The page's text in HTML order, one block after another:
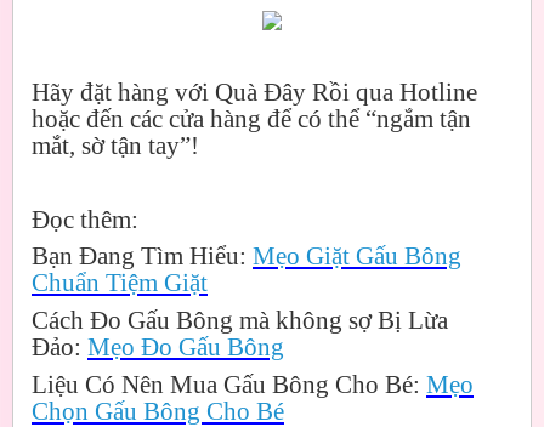
Hãy đặt hàng với Quà Đây Rồi qua Hotline
hoặc đến các cửa hàng để có thể “ngắm tận
mắt, sờ tận tay”!
Đọc thêm:
Bạn Đang Tìm Hiểu: Mẹo Giặt Gấu Bông
Chuẩn Tiệm Giặt
Cách Đo Gấu Bông mà không sợ Bị Lừa
Đảo: Mẹo Đo Gấu Bông
Liệu Có Nên Mua Gấu Bông Cho Bé: Mẹo
Chọn Gấu Bông Cho Bé